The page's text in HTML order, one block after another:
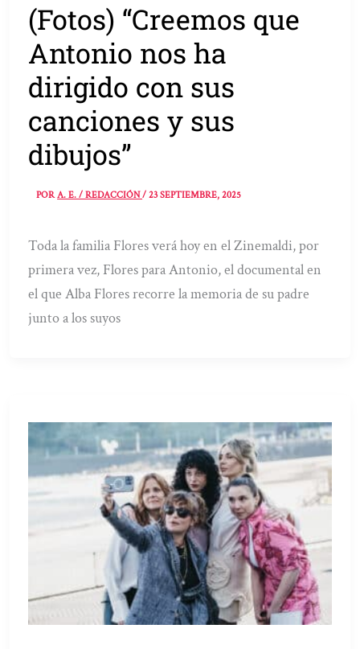
(Fotos) “Creemos que
Antonio nos ha
dirigido con sus
canciones y sus
dibujos”
PORA. E. / REDACCIÓN/23 SEPTIEMBRE, 2025
Toda la familia Flores verá hoy en el Zinemaldi, por
primera vez, Flores para Antonio, el documental en
el que Alba Flores recorre la memoria de su padre
junto a los suyos